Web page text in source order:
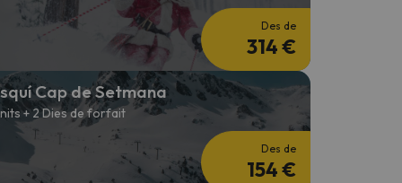
Des de
314 €
Cap de Setmana
+ 2 Dies de forfait
Des de
154 €